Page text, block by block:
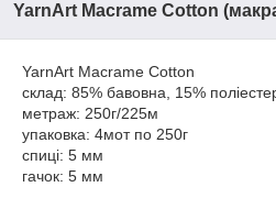
YarnArt Macrame Cotton
YarnArt Macrame Cotton
склад: 85% бавовна, 15%
метраж: 250г/225м
упаковка: 4мот по 250г
спиці: 5 мм
гачок: 5 мм